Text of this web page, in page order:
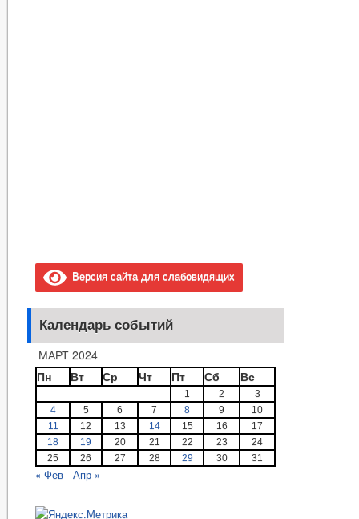
Версия сайта для слабовидящих
Календарь событий
МАРТ 2024
Пн
Вт Ср Чт Пт Сб Вс
1 2
3
4
5 6 7 8 9
10
11
12 13 14 15 16
17
18
19 20 21 22 23
24
25
26 27 28 29 30 31
« Фев Апр »